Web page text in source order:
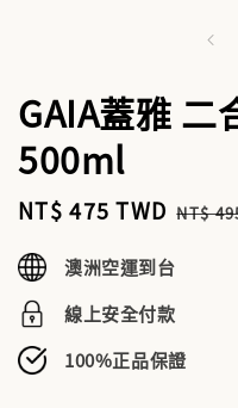
GAIA蓋雅 二
500ml
Sale
NT$ 475 TWD NT$
澳洲空運到台
線上安全付款
100%正品保證